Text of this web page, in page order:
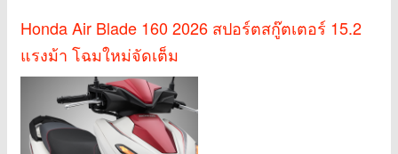
Honda Air Blade 160 2026 สปอร์ตสกู๊ตเตอร์ 15.2
แรงม้า โฉมใหม่จัดเต็ม